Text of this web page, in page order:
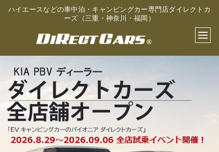
ハイエースなどの車中泊・キャンピングカー専門店ダイレクトカ
ーズ（三重・神奈川・福岡）